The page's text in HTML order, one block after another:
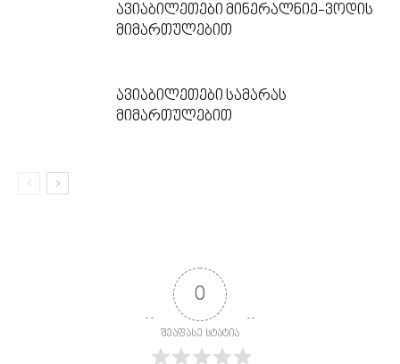
ავიაბილეთები მინერალნიე-ვოდის
მიმართულებით
ავიაბილეთები სამარას
მიმართულებით
0
შეაფასე სტატია